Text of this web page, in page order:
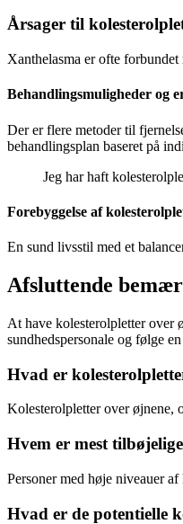
Årsager til
Xanthelasma er ofte
Behandlingsmuligheder og
Der er flere metoder til
behandlingsplan baseret på
Jeg har haft
Forebyggelse af
En sund livsstil med et
Afsluttende
At have kolesterolpletter over
sundhedspersonale og følge
Hvad er
Kolesterolpletter over øjnene,
Hvem er mest
Personer med høje niveauer
Hvad er de potentielle